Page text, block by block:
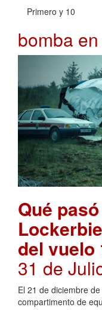
Primero y 10
bomba
Qué
del vuelo
31 de
El 21 de diciembre
compartimento de